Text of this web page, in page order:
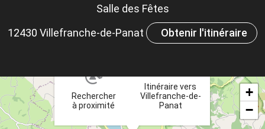
Salle des Fêtes
12430 Villefranche-de-Panat
Obtenir l'itinéraire
Rechercher
à proximité
Itinéraire vers
Villefranche-de-
Panat
×
+
−